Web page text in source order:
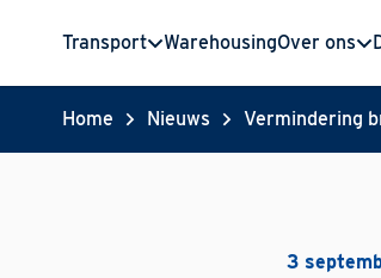
Transport WarehousingOver ons
Home Nieuws Vermindering
3